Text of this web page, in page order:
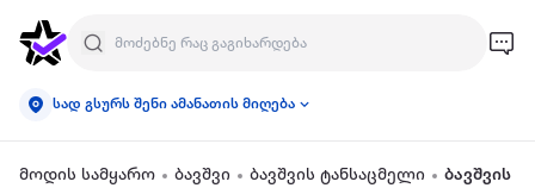
სად გსურს შენი ამანათის მიღება
მოდის სამყარო ბავშვი ბავშვის ტანსაცმელი ბავშვის